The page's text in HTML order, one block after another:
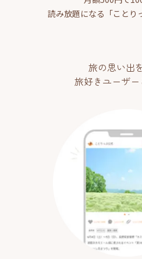
読み放題になる「ことり
旅の思い出
旅好きユーザー